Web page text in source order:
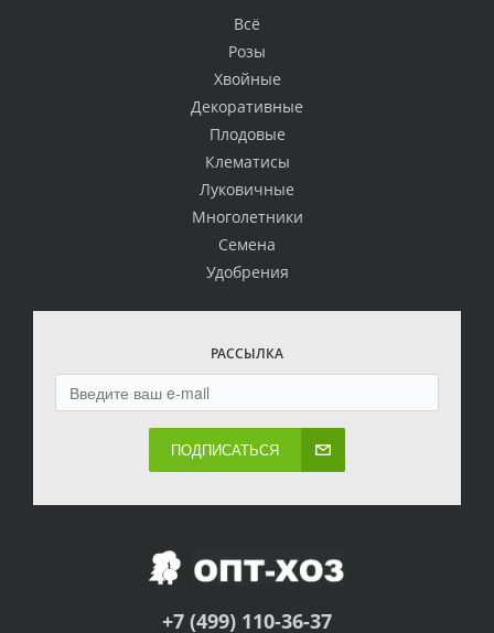
Всё
Розы
Хвойные
Декоративные
Плодовые
Клематисы
Луковичные
Многолетники
Семена
Удобрения
РАССЫЛКА
ПОДПИСАТЬСЯ
+7 (499) 110-36-37